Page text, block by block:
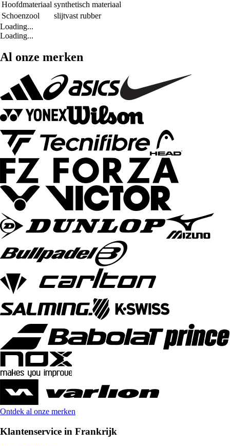
Hoofdmateriaal synthetisch materiaal
Schoenzool
slijtvast rubber
Loading...
Loading...
Al onze merken
Ontdek al onze merken
Klantenservice in Frankrijk